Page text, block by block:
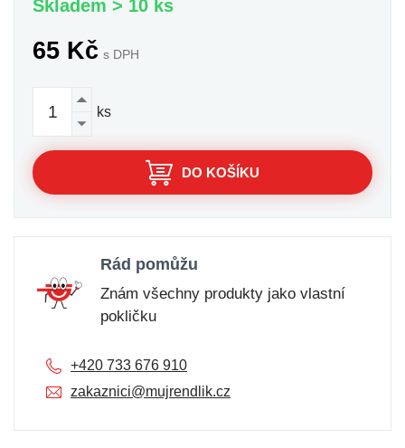
Skladem > 10 ks
65 Kč s DPH
ks
DO KOŠÍKU
Rád pomůžu
Znám všechny produkty jako vlastní
pokličku
+420 733 676 910
zakaznici@mujrendlik.cz